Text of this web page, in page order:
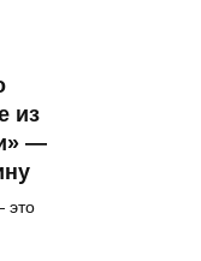
из
—
это